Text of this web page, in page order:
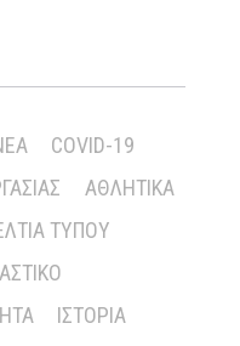
COVID-19
ΑΘΛΗΤΙΚΆ
ΤΎΠΟΥ
ΙΣΤΟΡΊΑ